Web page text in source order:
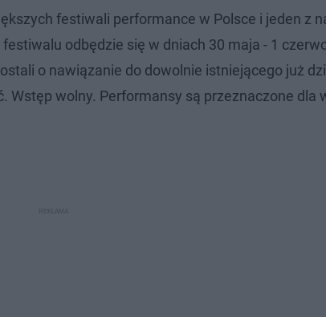
festiwali performance w Polsce i jeden z
odbędzie się w dniach 30 maja - 1
o nawiązanie do dowolnie istniejącego już
Wstęp wolny. Performansy są przeznaczone dla